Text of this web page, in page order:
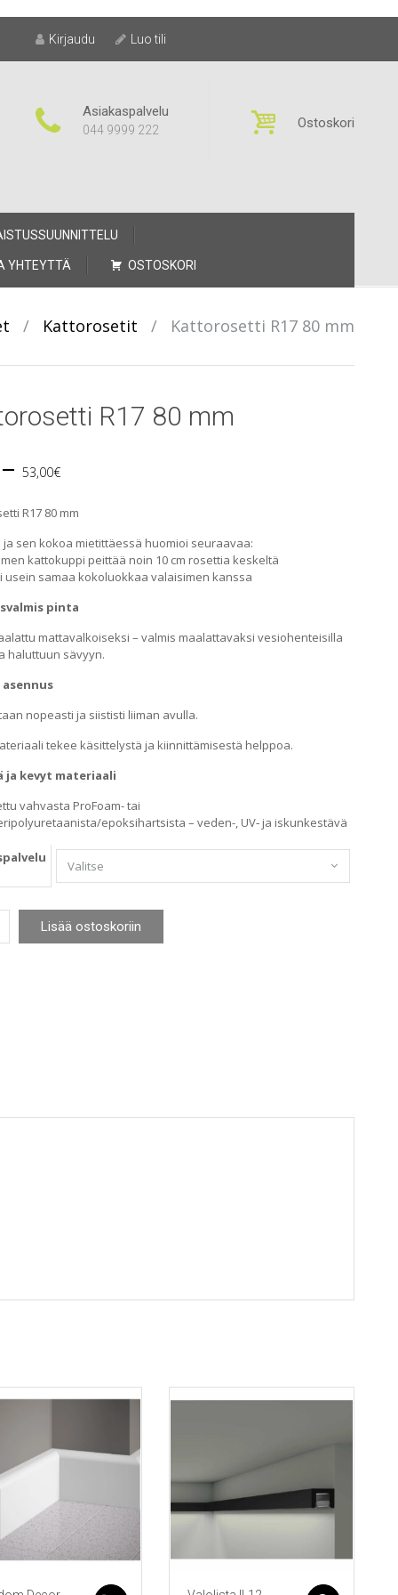
Kirjaudu Luo tili
Asiakaspalvelu
044 9999 222 Ostoskori
YHTEYTTÄ OSTOSKORI
/ Kattorosetit / Kattorosetti R17 80 mm
R17 80 mm
– 53,00€Price
range:
38,00€
through
53,00€
R17 80 mm
ja sen kokoa mietittäessä huomioi seuraavaa:
kattokuppi peittää noin 10 cm rosettia keskeltä
usein samaa kokoluokkaa valaisimen kanssa
pinta
mattavalkoiseksi – valmis maalattavaksi vesiohenteisilla
haluttuun sävyyn.
nopeasti ja siististi liiman avulla.
tekee käsittelystä ja kiinnittämisestä helppoa.
ja kevyt materiaali
vahvasta ProFoam- tai
epoksihartsista – veden-, UV‑ ja iskunkestävä
Lisää ostoskoriin